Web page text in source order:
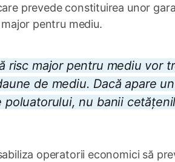
prevede constituirea unor
pentru mediu.
risc major pentru mediu vor
de mediu. Dacă apare
nu banii
operatorii economici să